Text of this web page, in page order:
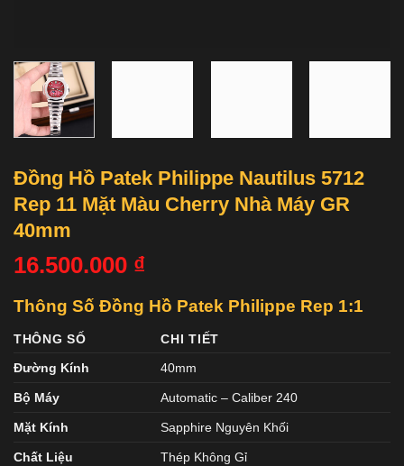
Đồng Hồ Patek Philippe Nautilus 5712
Rep 11 Mặt Màu Cherry Nhà Máy GR
40mm
16.500.000 ₫
Thông Số Đồng Hồ Patek Philippe Rep 1:1
THÔNG SỐ
CHI TIẾT
Đường Kính
40mm
Bộ Máy Automatic – Caliber 240
Mặt Kính Sapphire Nguyên Khối
Chất Liệu Thép Không Gỉ